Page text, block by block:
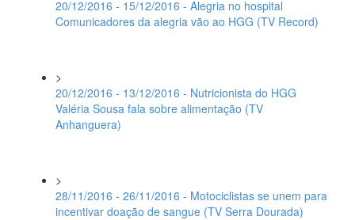
20/12/2016 - 15/12/2016 - Alegria no hospital
Comunicadores da alegria vão ao HGG (TV Record)
>
20/12/2016 - 13/12/2016 - Nutricionista do HGG
Valéria Sousa fala sobre alimentação (TV
Anhanguera)
>
28/11/2016 - 26/11/2016 - Motociclistas se unem para
incentivar doação de sangue (TV Serra Dourada)